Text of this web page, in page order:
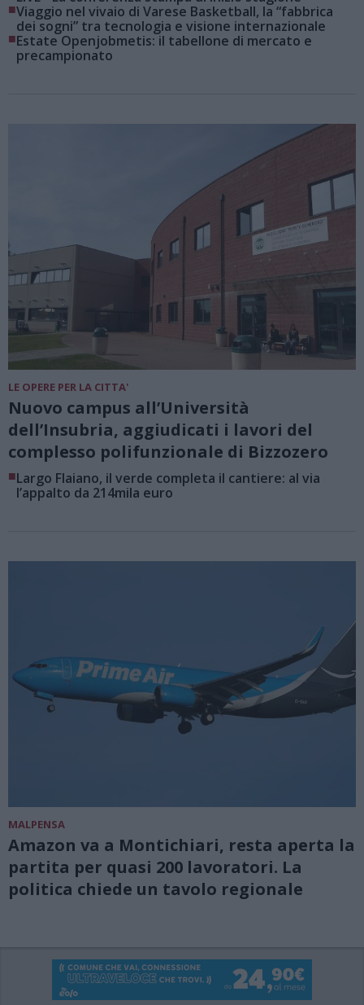
■Viaggio nel vivaio di Varese Basketball, la “fabbrica
dei sogni” tra tecnologia e visione internazionale
■Estate Openjobmetis: il tabellone di mercato e
precampionato
LE OPERE PER LA CITTA'
Nuovo campus all’Università
dell’Insubria, aggiudicati i lavori del
complesso polifunzionale di Bizzozero
■Largo Flaiano, il verde completa il cantiere: al via
l’appalto da 214mila euro
MALPENSA
Amazon va a Montichiari, resta aperta la
partita per quasi 200 lavoratori. La
politica chiede un tavolo regionale